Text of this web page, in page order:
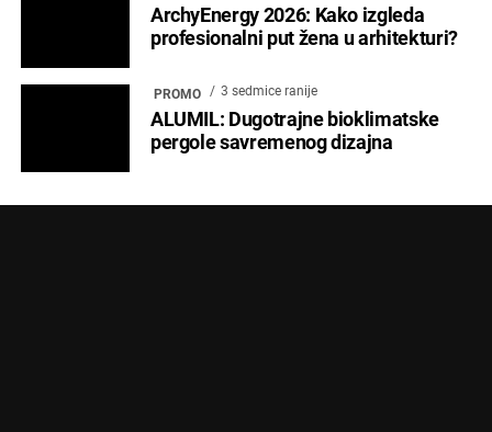
ArchyEnergy 2026: Kako izgleda
profesionalni put žena u arhitekturi?
PROMO 3 sedmice ranije
ALUMIL: Dugotrajne bioklimatske
pergole savremenog dizajna